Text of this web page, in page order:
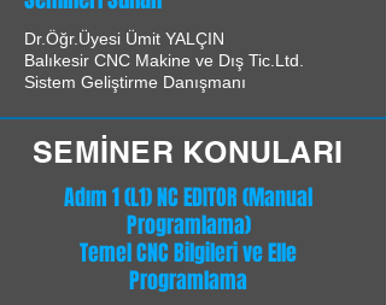
Dr.Öğr.Üyesi Ümit YALÇIN
Balıkesir CNC Makine ve Dış Tic.Ltd.
Sistem Geliştirme Danışmanı
SEMİNER KONULARI
Adım 1 (L1) NC EDITOR (Manual
Programlama)
Temel CNC Bilgileri ve Elle
Programlama